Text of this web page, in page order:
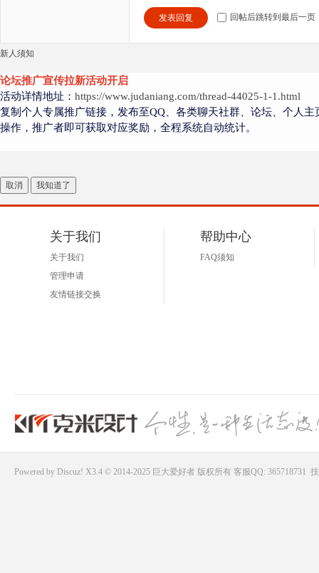
发表回复 回帖后跳转到最后一页
新人须知
论坛推广宣传拉新活动开启
活动详情地址： https://www.judaniang.com/thread-44025-1-1.html
复制个人专属推广链接，发布至QQ、各类聊天社群、论坛、个人
操作，推广者即可获取对应奖励，全程系统自动统计。
取消 我知道了
关于我们
关于我们
管理申请
友情链接交换
帮助中心
FAQ须知
Powered by Discuz! X3.4 © 2014-2025 巨大爱好者版权所有 客服QQ: 365718731